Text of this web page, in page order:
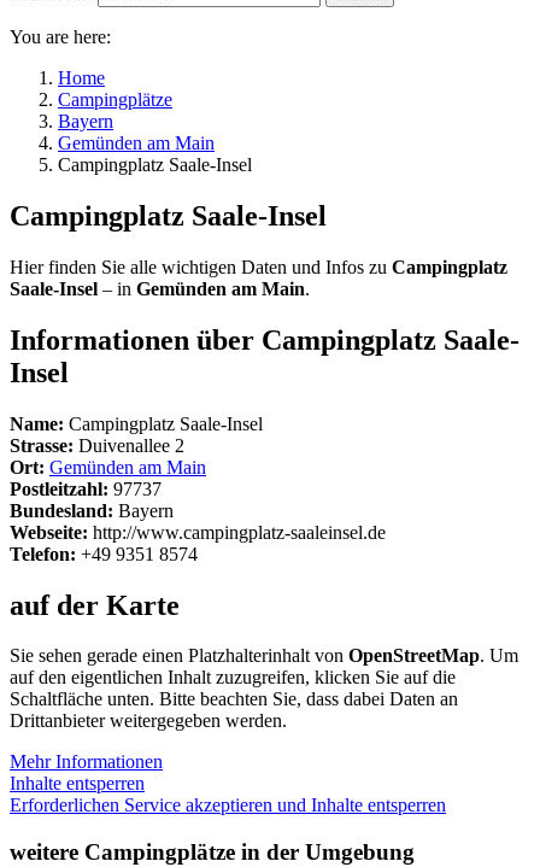
You are here:
Home
Campingplätze
Bayern
Gemünden am Main
Campingplatz Saale-Insel
Campingplatz Saale-Insel
Hier finden Sie alle wichtigen Daten und Infos zu Campingplatz
Saale-Insel – in Gemünden am Main.
Informationen über Campingplatz Saale-
Insel
Name: Campingplatz Saale-Insel
Strasse: Duivenallee 2
Ort: Gemünden am Main
Postleitzahl: 97737
Bundesland: Bayern
Webseite: http://www.campingplatz-saaleinsel.de
Telefon: +49 9351 8574
auf der Karte
Sie sehen gerade einen Platzhalterinhalt von OpenStreetMap. Um
auf den eigentlichen Inhalt zuzugreifen, klicken Sie auf die
Schaltfläche unten. Bitte beachten Sie, dass dabei Daten an
Drittanbieter weitergegeben werden.
Mehr Informationen
Inhalte entsperren
Erforderlichen Service akzeptieren und Inhalte entsperren
weitere Campingplätze in der Umgebung